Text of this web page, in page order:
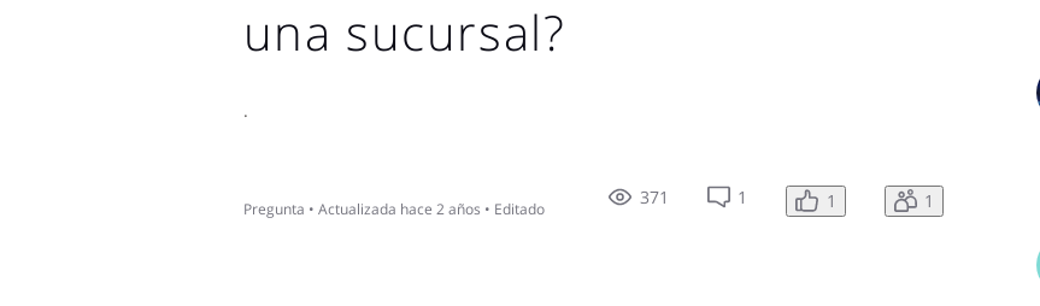
una sucursal?
.
Pregunta • Actualizada hace 2 años • Editado
371 1 1 1